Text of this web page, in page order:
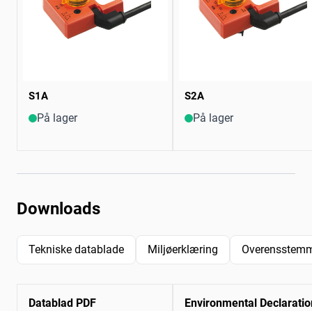
S1A
På lager
S2A
På lager
Downloads
Tekniske datablade Miljøerklæring
Datablad PDF
Environmental